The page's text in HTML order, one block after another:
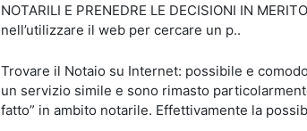
NOTARILI E PRENEDRE LE DECISIONI IN
nell’utilizzare il web per cercare un p..
Trovare il Notaio su Internet: possibile e
un servizio simile e sono rimasto
fatto” in ambito notarile. Effettivamente la